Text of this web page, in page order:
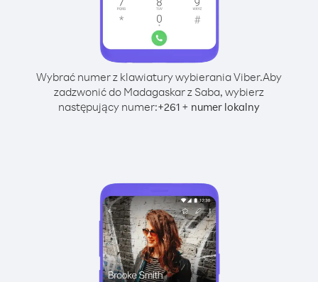
Wybrać numer z klawiatury wybierania Viber.Aby
zadzwonić do Madagaskar z Saba, wybierz
następujący numer:+261 + numer lokalny